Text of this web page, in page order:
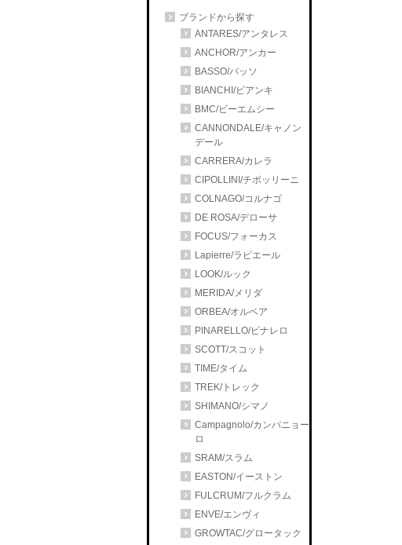
ブランドから探す
ANTARES/アンタレス
ANCHOR/アンカー
BASSO/バッソ
BIANCHI/ビアンキ
BMC/ビーエムシー
CANNONDALE/キャノン
デール
CARRERA/カレラ
CIPOLLINI/チポッリーニ
COLNAGO/コルナゴ
DE ROSA/デローサ
FOCUS/フォーカス
Lapierre/ラピエール
LOOK/ルック
MERIDA/メリダ
ORBEA/オルベア
PINARELLO/ピナレロ
SCOTT/スコット
TIME/タイム
TREK/トレック
SHIMANO/シマノ
Campagnolo/カンパニョー
ロ
SRAM/スラム
EASTON/イーストン
FULCRUM/フルクラム
ENVE/エンヴィ
GROWTAC/グロータック